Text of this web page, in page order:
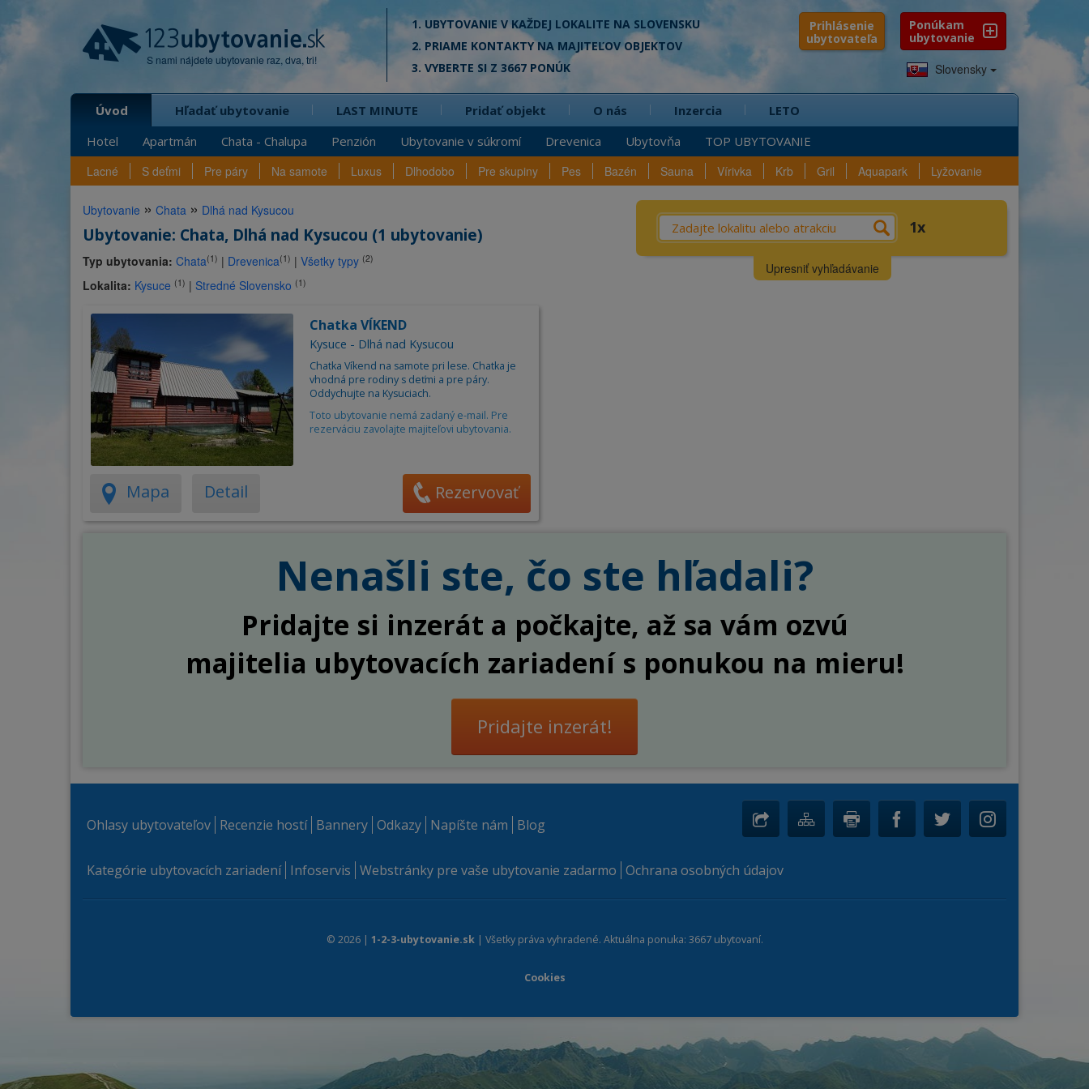
S nami nájdete ubytovanie raz, dva, tri!
1. UBYTOVANIE V KAŽDEJ LOKALITE NA SLOVENSKU
2. PRIAME KONTAKTY NA MAJITEĽOV OBJEKTOV
3. VYBERTE SI Z 3667 PONÚK
Ponúkam
ubytovanie
Prihlásenie
ubytovateľa
Slovensky
Úvod
Hotel
Apartmán Chata - Chalupa Penzión Ubytovanie v súkromí Drevenica Ubytovňa TOP UBYTOVANIE
Hľadať ubytovanie LAST MINUTE Pridať objekt O nás Inzercia LETO
Lacné S deťmi Pre páry Na samote Luxus Dlhodobo Pre skupiny Pes Bazén Sauna Vírivka Krb Gril Aquapark Lyžovanie
Čo? / Kde? Výber Vybavenosť
1
Lokalita
našlo sa1ubytovanie
Upresniť vyhľadávanie
Ubytovanie » Chata » Dlhá nad Kysucou
Ubytovanie: Chata, Dlhá nad Kysucou (1 ubytovanie)
Typ ubytovania: Chata(1) | Drevenica(1) | Všetky typy (2)
Lokalita: Kysuce (1) | Stredné Slovensko (1)
Chatka VÍKEND
Kysuce - Dlhá nad Kysucou
Chatka Víkend na samote pri lese. Chatka je
vhodná pre rodiny s deťmi a pre páry.
Oddychujte na Kysuciach.
Toto ubytovanie nemá zadaný e-mail. Pre
rezerváciu zavolajte majiteľovi ubytovania.
Mapa Detail Rezervovať
Nenašli ste, čo ste hľadali?
Pridajte si inzerát a počkajte, až sa vám ozvú
majitelia ubytovacích zariadení s ponukou na mieru!
Pridajte inzerát!
Ohlasy ubytovateľov Recenzie hostí Bannery Odkazy Napíšte nám Blog
Kategórie ubytovacích zariadení Infoservis Webstránky pre vaše ubytovanie zadarmo Ochrana osobných údajov
© 2026 | 1-2-3-ubytovanie.sk| Všetky práva vyhradené. Aktuálna ponuka: 3667 ubytovaní.
Cookies